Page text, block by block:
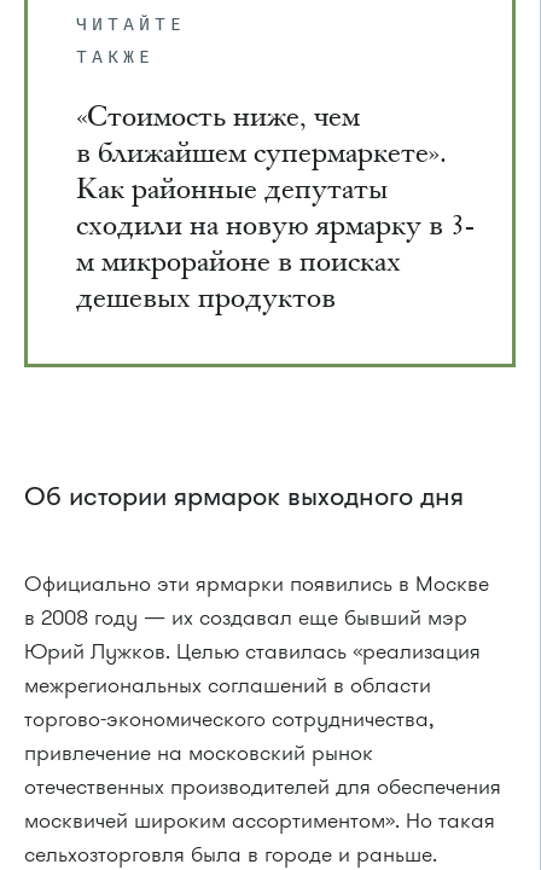
ЧИТАЙТЕ
ТАКЖЕ
«Стоимость ниже, чем
в ближайшем супермаркете».
Как районные депутаты
сходили на новую ярмарку в 3-
м микрорайоне в поисках
дешевых продуктов
Об истории ярмарок выходного дня
Официально эти ярмарки появились в Москве
в 2008 году — их создавал еще бывший мэр
Юрий Лужков. Целью ставилась «реализация
межрегиональных соглашений в области
торгово-экономического сотрудничества,
привлечение на московский рынок
отечественных производителей для обеспечения
москвичей широким ассортиментом». Но такая
сельхозторговля была в городе и раньше.